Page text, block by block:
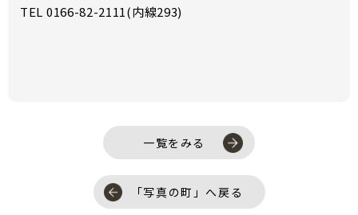
TEL 0166-82-2111(内線293)
一覧をみる
「写真の町」へ戻る